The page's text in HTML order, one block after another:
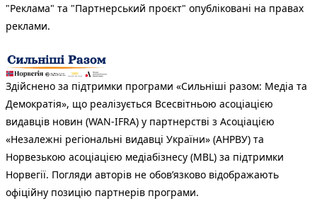
"Реклама" та "Партнерський проєкт" опубліковані на правах
реклами.
Здійснено за підтримки програми «Сильніші разом: Медіа та
Демократія», що реалізується Всесвітньою асоціацією
видавців новин (WAN-IFRA) у партнерстві з Асоціацією
«Незалежні регіональні видавці України» (АНРВУ) та
Норвезькою асоціацією медіабізнесу (MBL) за підтримки
Норвегії. Погляди авторів не обов’язково відображають
офіційну позицію партнерів програми.